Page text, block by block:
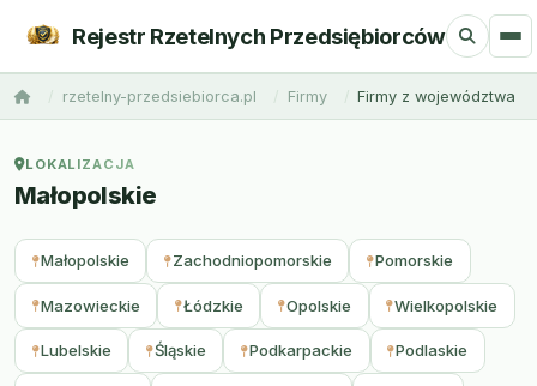
Rejestr Rzetelnych Przedsiębiorców
rzetelny-przedsiebiorca.pl Firmy Firmy z województwa
LOKALIZACJA
Małopolskie
Małopolskie Zachodniopomorskie Pomorskie
Mazowieckie Łódzkie Opolskie Wielkopolskie
Lubelskie Śląskie Podkarpackie Podlaskie